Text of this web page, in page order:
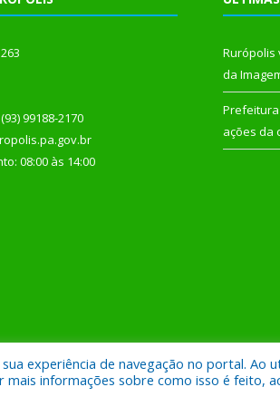
99188-2170
08:00 às 14:00
Rurópolis
da
ações da
a Prefeitura Municipal de Rurópolis.
experiência de navegação no portal.
informações sobre como isso é feito,